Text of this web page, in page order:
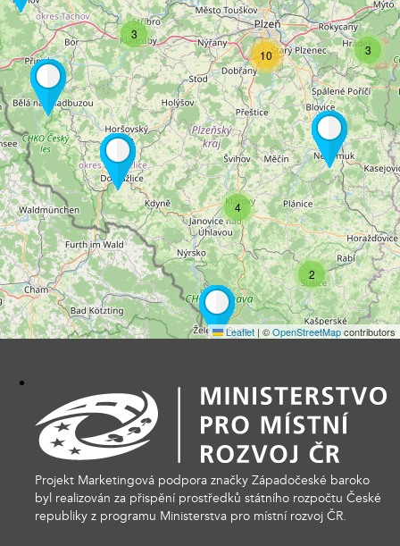
2
3
3
4
10
Leaflet | ©OpenStreetMapcontributors
Projekt Marketingová podpora značky Západočeské baroko
byl realizován za přispění prostředků státního rozpočtu České
republiky z programu Ministerstva pro místní rozvoj ČR.